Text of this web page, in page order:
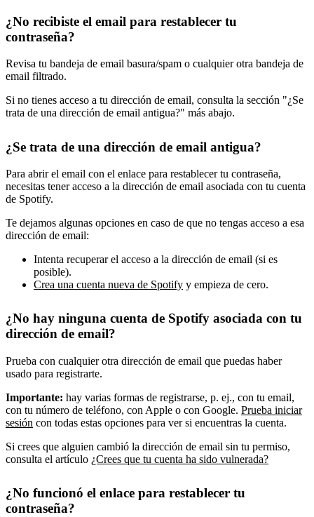
¿No recibiste el email para restablecer tu
contraseña?
Revisa tu bandeja de email basura/spam o cualquier otra bandeja de
email filtrado.
Si no tienes acceso a tu dirección de email, consulta la sección "¿Se
trata de una dirección de email antigua?" más abajo.
¿Se trata de una dirección de email antigua?
Para abrir el email con el enlace para restablecer tu contraseña,
necesitas tener acceso a la dirección de email asociada con tu cuenta
de Spotify.
Te dejamos algunas opciones en caso de que no tengas acceso a esa
dirección de email:
Intenta recuperar el acceso a la dirección de email (si es
posible).
Crea una cuenta nueva de Spotify y empieza de cero.
¿No hay ninguna cuenta de Spotify asociada con tu
dirección de email?
Prueba con cualquier otra dirección de email que puedas haber
usado para registrarte.
Importante: hay varias formas de registrarse, p. ej., con tu email,
con tu número de teléfono, con Apple o con Google. Prueba iniciar
sesión con todas estas opciones para ver si encuentras la cuenta.
Si crees que alguien cambió la dirección de email sin tu permiso,
consulta el artículo ¿Crees que tu cuenta ha sido vulnerada?
¿No funcionó el enlace para restablecer tu
contraseña?